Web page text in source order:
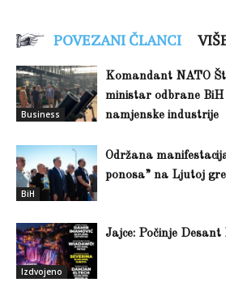
POVEZANI ČLANCI
Business
Komandant NATO
ministar odbrane BiH
namjenske industrije
BiH
Održana
ponosa” na Ljutoj
Izdvojeno
Jajce: Počinje